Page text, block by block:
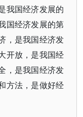
我国经济发展的
国经济发展的第
，是我国经济发
开放，是我国经
，是我国经济发
方法，是做好经